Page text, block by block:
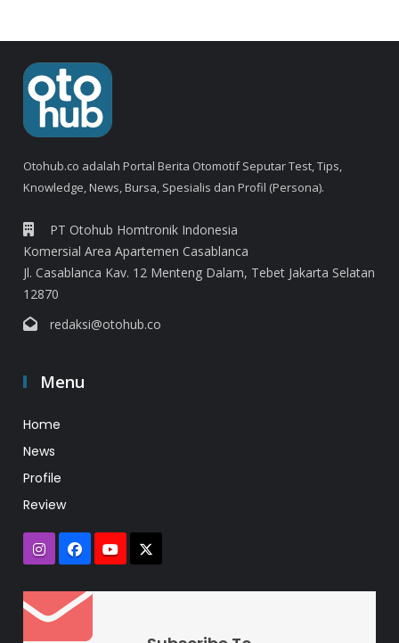
Otohub.co adalah Portal Berita Otomotif Seputar Test, Tips,
Knowledge, News, Bursa, Spesialis dan Profil (Persona).
PT Otohub Homtronik Indonesia
Komersial Area Apartemen Casablanca
Jl. Casablanca Kav. 12 Menteng Dalam, Tebet Jakarta Selatan
12870
redaksi@otohub.co
Menu
Home
News
Profile
Review